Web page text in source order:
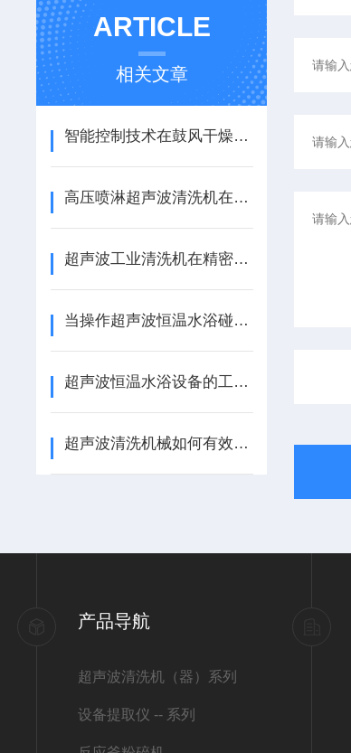
ARTICLE
相关文章
智能控制技术在鼓风干燥箱中的应用与发展
高压喷淋超声波清洗机在工业维护中的重要角色
超声波工业清洗机在精密部件清洗中的关键作用
当操作超声波恒温水浴碰到这些问题，怎么解决
超声波恒温水浴设备的工作原理与应用领域概述
超声波清洗机械如何有效去除油污与杂质？
产品导航
超声波清洗机（器）系列
设备提取仪 -- 系列